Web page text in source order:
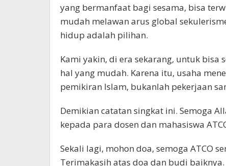
yang bermanfaat bagi sesama, bisa
mudah melawan arus global
hidup adalah pilihan.
Kami yakin, di era sekarang, untuk
hal yang mudah. Karena itu, usaha
pemikiran Islam, bukanlah pekerjaan
Demikian catatan singkat ini. Semoga
kepada para dosen dan mahasiswa
Sekali lagi, mohon doa, semoga ATCO
Terimakasih atas doa dan budi baiknya.